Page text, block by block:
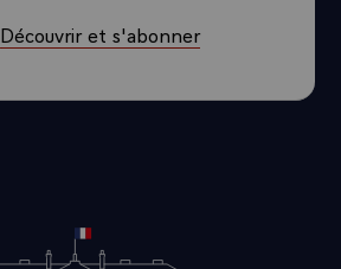
Découvrir et s'abonner